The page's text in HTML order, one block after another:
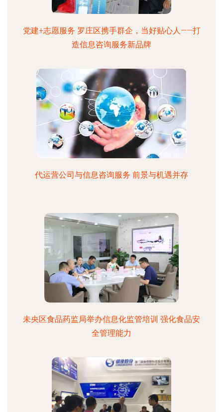
党建+志愿服务 罗庄区携手群企，当好贴心人——打
造信息咨询服务新品牌
代运营公司与信息咨询服务 前景与机遇并存
未央区食品药监局举办信息化监管培训 强化食品安
全管理能力